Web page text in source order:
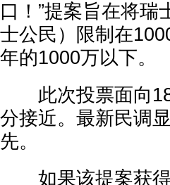
口！”提案旨在将瑞
士公民）限制在
年的1000万以下。
此次投票面向18
分接近。最新民调
先。
如果该提案获得